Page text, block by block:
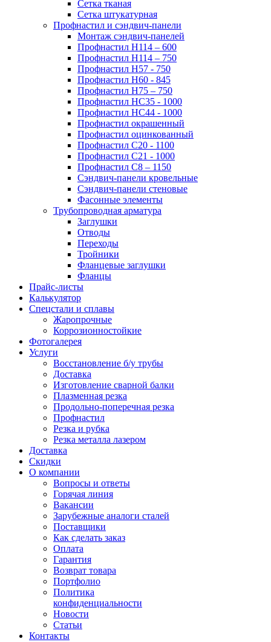
Сетка тканая
Сетка штукатурная
Профнастил и сэндвич-панели
Монтаж сэндвич-панелей
Профнастил Н114 – 600
Профнастил Н114 – 750
Профнастил Н57 - 750
Профнастил Н60 - 845
Профнастил Н75 – 750
Профнастил НС35 - 1000
Профнастил НС44 - 1000
Профнастил окрашенный
Профнастил оцинкованный
Профнастил С20 - 1100
Профнастил С21 - 1000
Профнастил С8 – 1150
Сэндвич-панели кровельные
Сэндвич-панели стеновые
Фасонные элементы
Трубопроводная арматура
Заглушки
Отводы
Переходы
Тройники
Фланцевые заглушки
Фланцы
Прайс-листы
Калькулятор
Спецстали и сплавы
Жаропрочные
Коррозионностойкие
Фотогалерея
Услуги
Восстановление б/у трубы
Доставка
Изготовление сварной балки
Плазменная резка
Продольно-поперечная резка
Профнастил
Резка и рубка
Резка металла лазером
Доставка
Скидки
О компании
Вопросы и ответы
Горячая линия
Вакансии
Зарубежные аналоги сталей
Поставщики
Как сделать заказ
Оплата
Гарантия
Возврат товара
Портфолио
Политика
конфиденциальности
Новости
Статьи
Контакты